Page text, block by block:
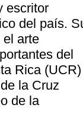
escritor
del país.
el arte
del
Rica (UCR)
la Cruz
de la